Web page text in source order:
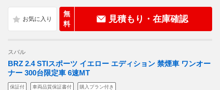
無
料
見積もり・在庫確認
スバル
BRZ 2.4 STIスポーツ イエロー エディション 禁煙車 ワンオー
ナー 300台限定車 6速MT
保証付 車両品質保証書付 購入プラン付き